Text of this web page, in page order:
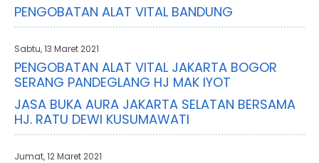
PENGOBATAN ALAT VITAL BANDUNG
Sabtu, 13 Maret 2021
PENGOBATAN ALAT VITAL JAKARTA BOGOR
SERANG PANDEGLANG HJ MAK IYOT
JASA BUKA AURA JAKARTA SELATAN BERSAMA
HJ. RATU DEWI KUSUMAWATI
Jumat, 12 Maret 2021